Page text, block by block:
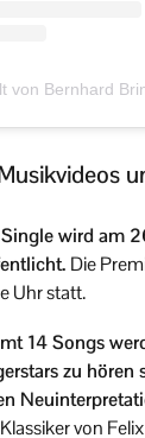
wird am
Die
Uhr statt.
14 Songs
zu hören
von